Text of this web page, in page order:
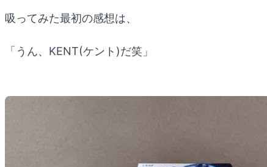
吸ってみた最初の感想は、
「うん、KENT(ケント)だ笑」